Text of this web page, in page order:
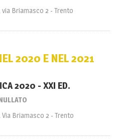
via Briamasco 2 - Trento
2020 E NEL 2021
2020 - XXI ED.
Via Briamasco 2 - Trento